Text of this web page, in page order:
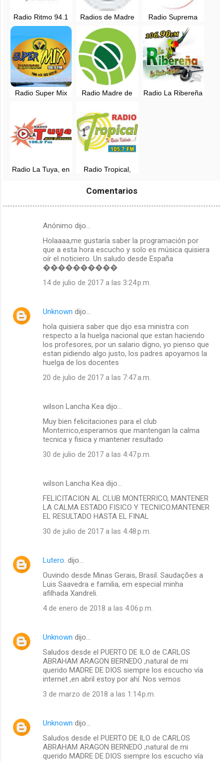
Radio Ritmo 94.1
FM - Puerto
vivo
Radios de Madre
Radio Suprema
Inambari, Madre
de Dios
Radio Super Mix
de Dios
Radio Madre de
Maldonado
Radio La Ribereña
Radio La Tuya, en
Radio Tropical,
Comentarios
a
Anónimo dijo…
Holaaaa,me gustaría saber la programación por
que a esta hora escucho y solo es música quisiera
oír el noticiero. Un saludo desde España
����������
14 de julio de 2017 a las 3:24 p.m.
Unknown dijo…
hola quisiera saber que dijo esa ministra con
respecto a la huelga nacional que estan haciendo
los profesores, por un salario digno, yo pienso que
estan pidiendo algo justo, los padres apoyamos la
huelga de los docentes
20 de julio de 2017 a las 7:47 a.m.
wilson Lancha Kea dijo…
Muy bien felicitaciones para el club
Monterrico,esperamos que mantengan la calma
tecnica y fisica y mantener resultado
30 de julio de 2017 a las 4:47 p.m.
wilson Lancha Kea dijo…
FELICITACION AL CLUB MONTERRICO, MANTENER
LA CALMA ESTADO FISICO Y TECNICO.MANTENER
EL RESULTADO HASTA EL FINAL
30 de julio de 2017 a las 4:48 p.m.
Lutero. dijo…
Ouvindo desde Minas Gerais, Brasil. Saudações a
Luis Saavedra e familia, em especial minha
afilhada Xandreli.
4 de enero de 2018 a las 4:06 p.m.
Unknown dijo…
Saludos desde el PUERTO DE ILO de CARLOS
ABRAHAM ARAGON BERNEDO ,natural de mi
querido MADRE DE DIOS siempre los escucho vía
internet ,en abril estoy por ahí. Nos vemos
3 de marzo de 2018 a las 1:14 p.m.
Unknown dijo…
Saludos desde el PUERTO DE ILO de CARLOS
ABRAHAM ARAGON BERNEDO ,natural de mi
querido MADRE DE DIOS siempre los escucho vía